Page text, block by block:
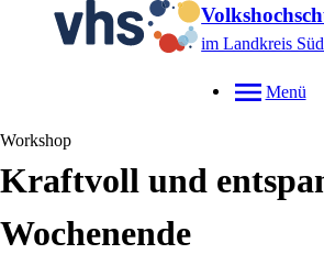
im Landkreis
Menü
Workshop
Kraftvoll und
Wochenende